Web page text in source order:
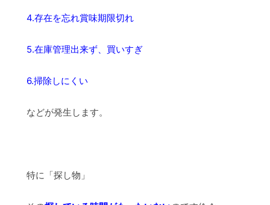
4.存在を忘れ賞味期限切れ
5.在庫管理出来ず、買いすぎ
6.掃除しにくい
などが発生します。
特に「探し物」